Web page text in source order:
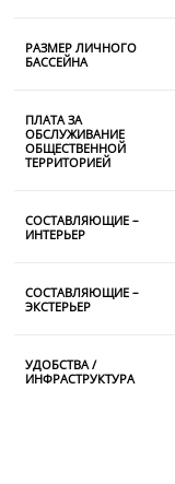
РАЗМЕР ЛИЧНОГО
БАССЕЙНА
ПЛАТА ЗА
ОБСЛУЖИВАНИЕ
ОБЩЕСТВЕННОЙ
ТЕРРИТОРИЕЙ
СОСТАВЛЯЮЩИЕ –
ИНТЕРЬЕР
СОСТАВЛЯЮЩИЕ –
ЭКСТЕРЬЕР
УДОБСТВА /
ИНФРАСТРУКТУРА